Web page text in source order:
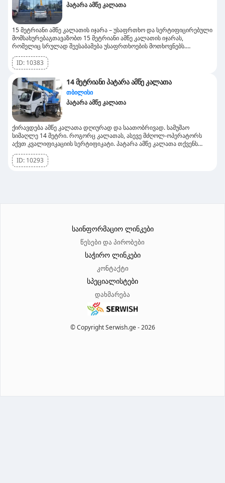
პატარა ამწე კალათა
15 მეტრიანი ამწე კალათის იჯარა – უსაფრთხო და სერტიფიცირებული
მომსახურებაგთავაზობთ 15 მეტრიანი ამწე კალათის იჯარას,
რომელიც სრულად შეესაბამება უსაფრთხოების მოთხოვნებს.
სამუშაოდ.✅ წვდება მეოთხე სართულამდე – იდეალურია ფასადების
გაწმენდისთვის, ელექტრო და სამონტაჟო სამუშაოებისთვის.✅
უსაფრთხო და სანდო – გავლილი აქვს ტექნიკური ინსპექცია და
რეგულარული ტესტირება.✅ გამოიყენება სამშენებლო, სარემონტო
და რეკლამის მონტაჟისთვის.თუ გჭირდებათ სერტიფიცირებული ამწე
კალათა, დაგვიკავშირდით! 📞
ID: 10383
14 მეტრიანი პატარა ამწე კალათა
თბილისი
პატარა ამწე კალათა
ქირავდება ამწე კალათა დღიურად და საათობრივად. სამუშაო
სიმაღლე 14 მეტრი. როგორც კალათას, ასევე მძღოლ-ოპერატორს
აქვთ კვალიფიკაციის სერტიფიკატი. პატარა ამწე კალათა თქვენს
ID: 10293
© Copyright Serwish.ge -2026
საინფორმაციო ლინკები
წესები და პირობები
საჭირო ლინკები
კონტაქტი
სპეციალისტები
დახმარება